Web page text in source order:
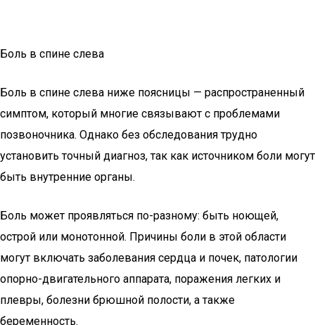
Боль в спине слева
Боль в спине слева ниже поясницы — распространенный
симптом, который многие связывают с проблемами
позвоночника. Однако без обследования трудно
установить точный диагноз, так как источником боли могут
быть внутренние органы.
Боль может проявляться по-разному: быть ноющей,
острой или монотонной. Причины боли в этой области
могут включать заболевания сердца и почек, патологии
опорно-двигательного аппарата, поражения легких и
плевры, болезни брюшной полости, а также
беременность.